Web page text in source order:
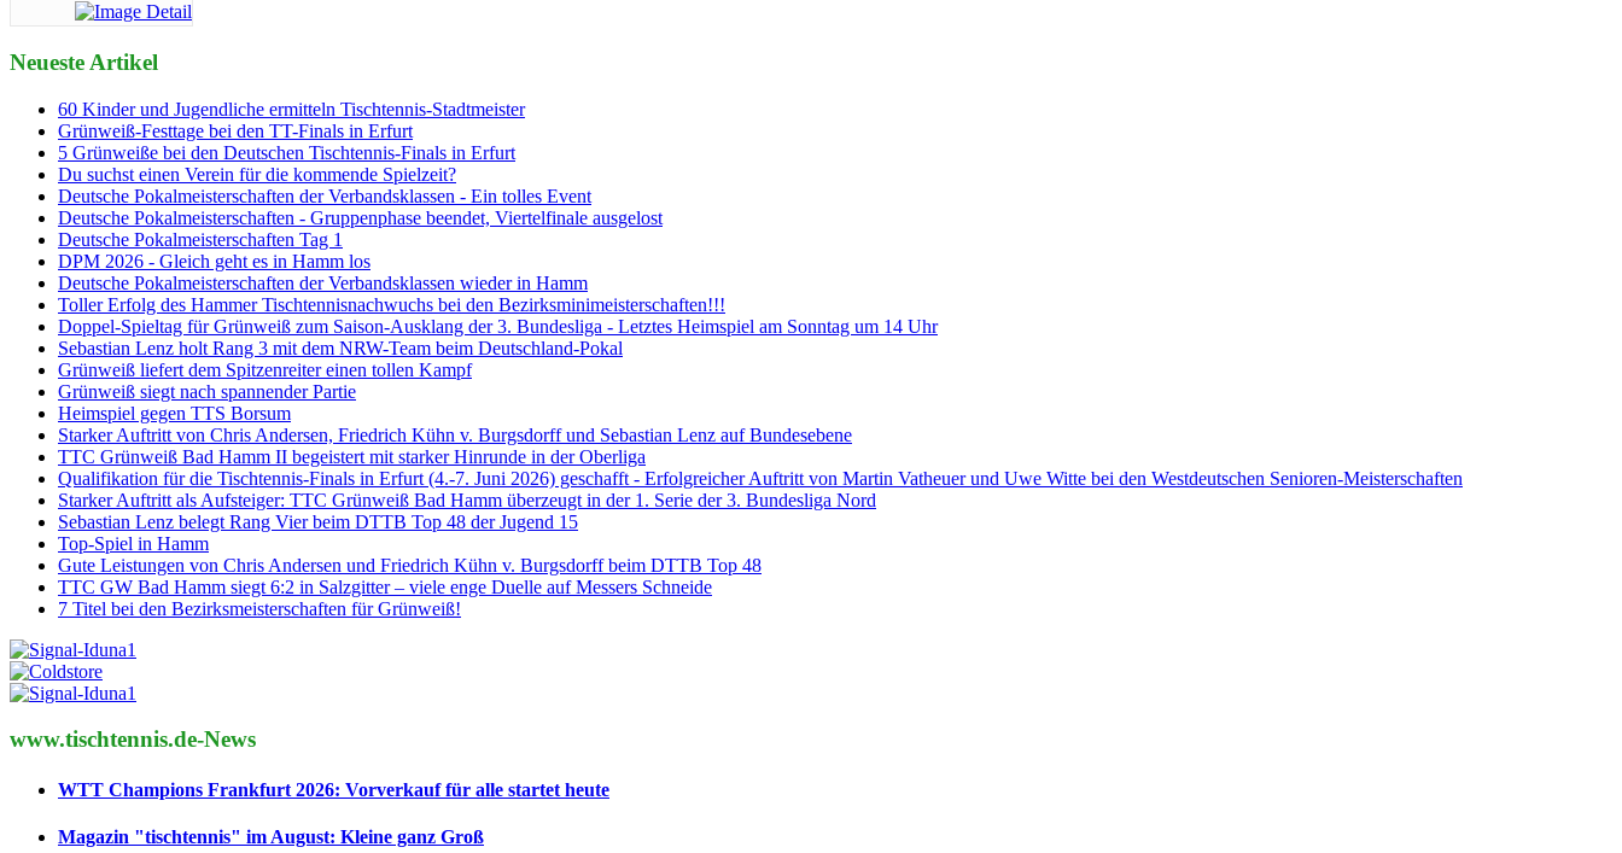
Neueste Artikel
60 Kinder und Jugendliche ermitteln Tischtennis-Stadtmeister
Grünweiß-Festtage bei den TT-Finals in Erfurt
5 Grünweiße bei den Deutschen Tischtennis-Finals in Erfurt
Du suchst einen Verein für die kommende Spielzeit?
Deutsche Pokalmeisterschaften der Verbandsklassen - Ein tolles Event
Deutsche Pokalmeisterschaften - Gruppenphase beendet, Viertelfinale ausgelost
Deutsche Pokalmeisterschaften Tag 1
DPM 2026 - Gleich geht es in Hamm los
Deutsche Pokalmeisterschaften der Verbandsklassen wieder in Hamm
Toller Erfolg des Hammer Tischtennisnachwuchs bei den Bezirksminimeisterschaften!!!
Doppel-Spieltag für Grünweiß zum Saison-Ausklang der 3. Bundesliga - Letztes Heimspiel am Sonntag um 14 Uhr
Sebastian Lenz holt Rang 3 mit dem NRW-Team beim Deutschland-Pokal
Grünweiß liefert dem Spitzenreiter einen tollen Kampf
Grünweiß siegt nach spannender Partie
Heimspiel gegen TTS Borsum
Starker Auftritt von Chris Andersen, Friedrich Kühn v. Burgsdorff und Sebastian Lenz auf Bundesebene
TTC Grünweiß Bad Hamm II begeistert mit starker Hinrunde in der Oberliga
Qualifikation für die Tischtennis-Finals in Erfurt (4.-7. Juni 2026) geschafft - Erfolgreicher Auftritt von Martin Vatheuer und Uwe Witte bei den Westdeutschen Senioren-Meisterschaften
Starker Auftritt als Aufsteiger: TTC Grünweiß Bad Hamm überzeugt in der 1. Serie der 3. Bundesliga Nord
Sebastian Lenz belegt Rang Vier beim DTTB Top 48 der Jugend 15
Top-Spiel in Hamm
Gute Leistungen von Chris Andersen und Friedrich Kühn v. Burgsdorff beim DTTB Top 48
TTC GW Bad Hamm siegt 6:2 in Salzgitter – viele enge Duelle auf Messers Schneide
7 Titel bei den Bezirksmeisterschaften für Grünweiß!
www.tischtennis.de-News
WTT Champions Frankfurt 2026: Vorverkauf für alle startet heute
Magazin "tischtennis" im August: Kleine ganz Groß